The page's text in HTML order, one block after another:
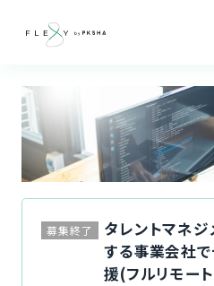
職種から案件を探す
よくある質問
募集終了
タレントマネ
する事業会社
援(フルリモー